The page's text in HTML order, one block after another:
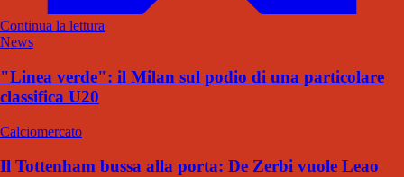
Continua la lettura
News
"Linea verde": il Milan sul podio di una particolare
classifica U20
Calciomercato
Il Tottenham bussa alla porta: De Zerbi vuole Leao